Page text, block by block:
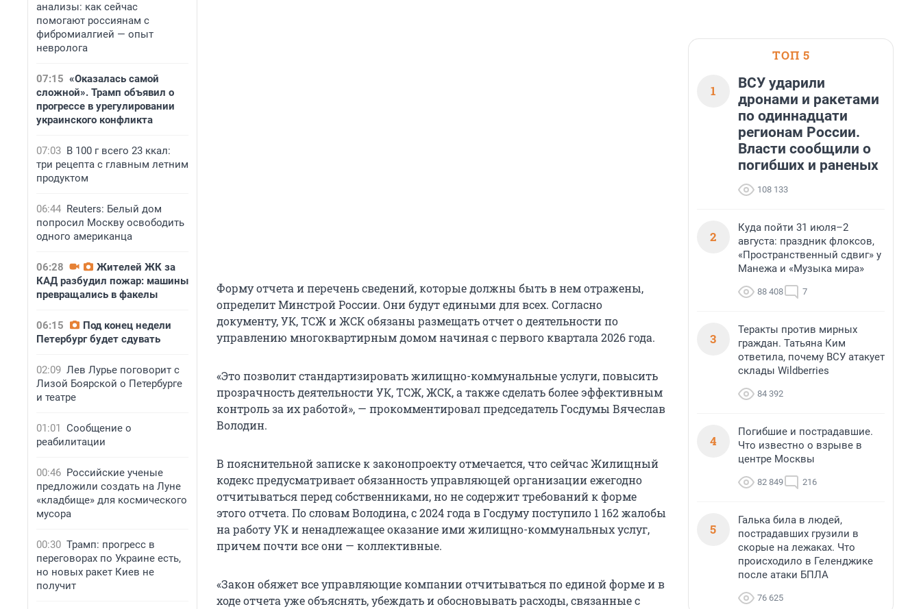
анализы: как сейчас
помогают россиянам с
фибромиалгией — опыт
невролога
07:15 «Оказалась самой
сложной». Трамп объявил о
прогрессе в урегулировании
украинского конфликта
07:03 В 100 г всего 23 ккал:
три рецепта с главным летним
продуктом
06:44 Reuters: Белый дом
попросил Москву освободить
одного американца
06:28
Жителей ЖК за
КАД разбудил пожар: машины
превращались в факелы
06:15
Под конец недели
Петербург будет сдувать
02:09 Лев Лурье поговорит с
Лизой Боярской о Петербурге
и театре
01:01 Сообщение о
реабилитации
00:46 Российские ученые
предложили создать на Луне
«кладбище» для космического
мусора
00:30 Трамп: прогресс в
переговорах по Украине есть,
но новых ракет Киев не
получит
Форму отчета и перечень сведений, которые должны быть в нем отражены,
определит Минстрой России. Они будут едиными для всех. Согласно
документу, УК, ТСЖ и ЖСК обязаны размещать отчет о деятельности по
управлению многоквартирным домом начиная с первого квартала 2026 года.
«Это позволит стандартизировать жилищно-коммунальные услуги, повысить
прозрачность деятельности УК, ТСЖ, ЖСК, а также сделать более эффективным
контроль за их работой», — прокомментировал председатель Госдумы Вячеслав
Володин.
В пояснительной записке к законопроекту отмечается, что сейчас Жилищный
кодекс предусматривает обязанность управляющей организации ежегодно
отчитываться перед собственниками, но не содержит требований к форме
этого отчета. По словам Володина, с 2024 года в Госдуму поступило 1 162 жалобы
на работу УК и ненадлежащее оказание ими жилищно-коммунальных услуг,
причем почти все они — коллективные.
«Закон обяжет все управляющие компании отчитываться по единой форме и в
ходе отчета уже объяснять, убеждать и обосновывать расходы, связанные с
ТОП 5
1
ВСУ ударили
дронами и ракетами
по одиннадцати
регионам России.
Власти сообщили о
погибших и раненых
108 133
2
Куда пойти 31 июля–2
августа: праздник флоксов,
«Пространственный сдвиг» у
Манежа и «Музыка мира»
88 408 7
3
Теракты против мирных
граждан. Татьяна Ким
ответила, почему ВСУ атакует
склады Wildberries
84 392
4
Погибшие и пострадавшие.
Что известно о взрыве в
центре Москвы
82 849 216
5
Галька била в людей,
пострадавших грузили в
скорые на лежаках. Что
происходило в Геленджике
после атаки БПЛА
76 625